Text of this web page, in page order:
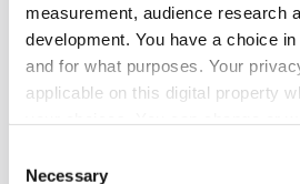
measurement, audience research
development. You have a choice
and for what purposes. Your
applicable on this digital property
the Privacy trigger icon.
Selection
Necessary